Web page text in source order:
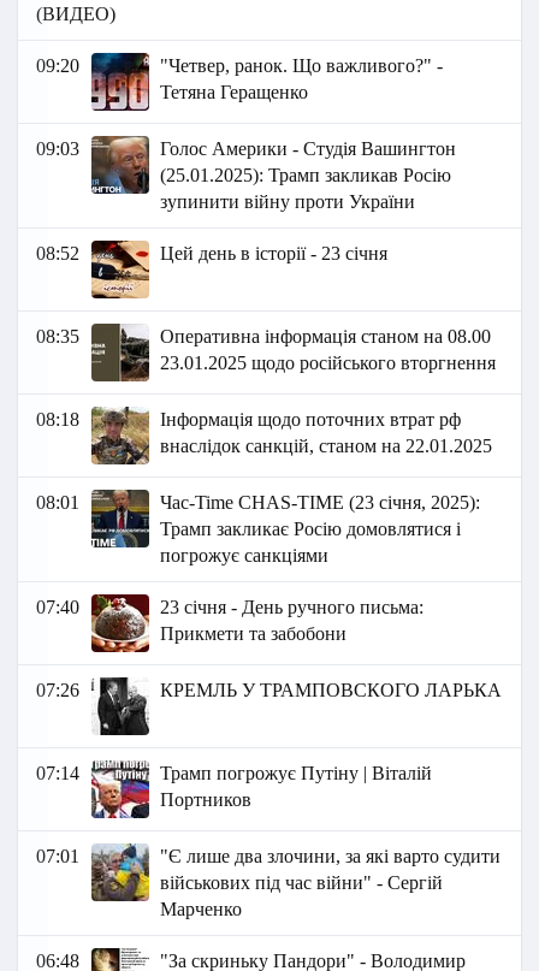
(ВИДЕО)
09:20
"Четвер, ранок. Що важливого?" -
Тетяна Геращенко
09:03
Голос Америки - Студія Вашингтон
(25.01.2025): Трамп закликав Росію
зупинити війну проти України
08:52 Цей день в історії - 23 січня
08:35
Оперативна інформація станом на 08.00
23.01.2025 щодо російського вторгнення
08:18
Інформація щодо поточних втрат рф
внаслідок санкцій, станом на 22.01.2025
08:01
Час-Time CHAS-TIME (23 січня, 2025):
Трамп закликає Росію домовлятися і
погрожує санкціями
07:40
23 січня - День ручного письма:
Прикмети та забобони
07:26 КРЕМЛЬ У ТРАМПОВСКОГО ЛАРЬКА
07:14
Трамп погрожує Путіну | Віталій
Портников
07:01
"Є лише два злочини, за які варто судити
військових під час війни" - Сергій
Марченко
06:48
"За скриньку Пандори" - Володимир